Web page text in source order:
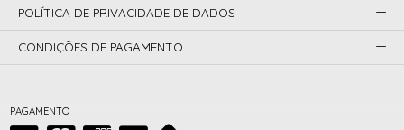
PAGAMENTO
POLÍTICA DE PRIVACIDADE DE DADOS
CONDIÇÕES DE PAGAMENTO